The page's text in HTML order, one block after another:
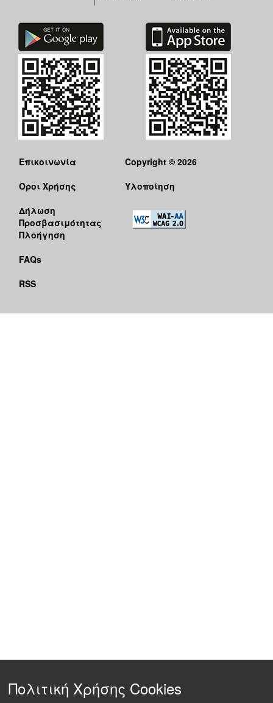
Επικοινωνία
Όροι Χρήσης
Δήλωση
Προσβασιμότητας
Πλοήγηση
FAQs
RSS
Copyright © 2026
Υλοποίηση
Πολιτική Χρήσης Cookies